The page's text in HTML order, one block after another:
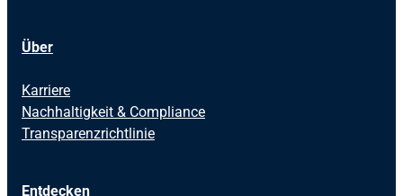
Über
Karriere
Nachhaltigkeit & Compliance
Transparenzrichtlinie
Entdecken